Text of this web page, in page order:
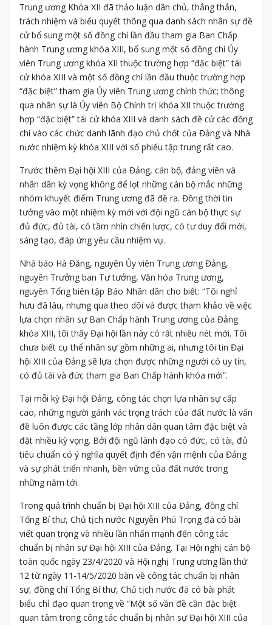
Trung ương Khóa XII đã thảo luận dân chủ, thẳng thắn,
trách nhiệm và biểu quyết thông qua danh sách nhân sự đề
cử bổ sung một số đồng chí lần đầu tham gia Ban Chấp
hành Trung ương khóa XIII, bổ sung một số đồng chí Ủy
viên Trung ương khóa XII thuộc trường hợp “đặc biệt” tái
cử khóa XIII và một số đồng chí lần đầu thuộc trường hợp
“đặc biệt” tham gia Ủy viên Trung ương chính thức; thông
qua nhân sự là Ủy viên Bộ Chính trị khóa XII thuộc trường
hợp “đặc biệt” tái cử khóa XIII và danh sách đề cử các đồng
chí vào các chức danh lãnh đạo chủ chốt của Đảng và Nhà
nước nhiệm kỳ khóa XIII với số phiếu tập trung rất cao.
Trước thềm Đại hội XIII của Đảng, cán bộ, đảng viên và
nhân dân kỳ vọng không để lọt những cán bộ mắc những
nhóm khuyết điểm Trung ương đã đề ra. Đồng thời tin
tưởng vào một nhiệm kỳ mới với đội ngũ cán bộ thực sự
đủ đức, đủ tài, có tầm nhìn chiến lược, có tư duy đổi mới,
sáng tạo, đáp ứng yêu cầu nhiệm vụ.
Nhà báo Hà Đăng, nguyên Ủy viên Trung ương Đảng,
nguyên Trưởng ban Tư tưởng, Văn hóa Trung ương,
nguyên Tổng biên tập Báo Nhân dân cho biết: “Tôi nghỉ
hưu đã lâu, nhưng qua theo dõi và được tham khảo về việc
lựa chọn nhân sự Ban Chấp hành Trung ương của Đảng
khóa XIII, tôi thấy Đại hội lần này có rất nhiều nét mới. Tôi
chưa biết cụ thể nhân sự gồm những ai, nhưng tôi tin Đại
hội XIII của Đảng sẽ lựa chọn được những người có uy tín,
có đủ tài và đức tham gia Ban Chấp hành khóa mới”.
Tại mỗi kỳ Đại hội Đảng, công tác chọn lựa nhân sự cấp
cao, những người gánh vác trọng trách của đất nước là vấn
đề luôn được các tầng lớp nhân dân quan tâm đặc biệt và
đặt nhiều kỳ vọng. Bởi đội ngũ lãnh đạo có đức, có tài, đủ
tiêu chuẩn có ý nghĩa quyết định đến vận mệnh của Đảng
và sự phát triển nhanh, bền vững của đất nước trong
những năm tới.
Trong quá trình chuẩn bị Đại hội XIII của Đảng, đồng chí
Tổng Bí thư, Chủ tịch nước Nguyễn Phú Trọng đã có bài
viết quan trọng và nhiều lần nhấn mạnh đến công tác
chuẩn bị nhân sự Đại hội XIII của Đảng. Tại Hội nghị cán bộ
toàn quốc ngày 23/4/2020 và Hội nghị Trung ương lần thứ
12 từ ngày 11-14/5/2020 bàn về công tác chuẩn bị nhân
sự, đồng chí Tổng Bí thư, Chủ tịch nước đã có bài phát
biểu chỉ đạo quan trọng về “Một số vần đề cần đặc biệt
quan tâm trong công tác chuẩn bị nhân sự Đại hội XIII của